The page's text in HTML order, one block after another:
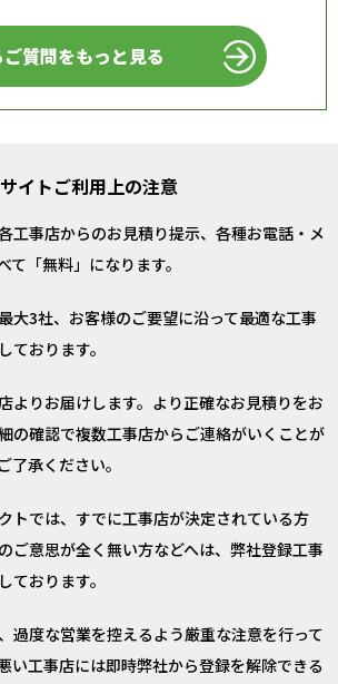
質問をもっと見る
サイトご利用上の注意
工事店からのお見積り提示、各種お電話・メ
て「無料」になります。
大3社、お客様のご要望に沿って最適な工事
ております。
よりお届けします。より正確なお見積りをお
の確認で複数工事店からご連絡がいくことが
了承ください。
トでは、すでに工事店が決定されている方
ご意思が全く無い方などへは、弊社登録工事
ております。
過度な営業を控えるよう厳重な注意を行って
い工事店には即時弊社から登録を解除できる